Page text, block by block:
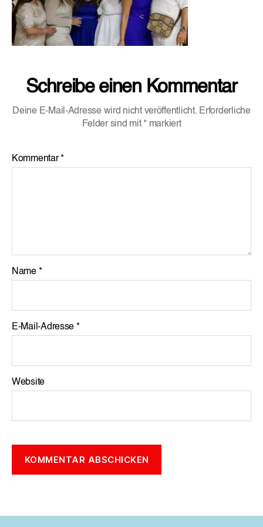
Schreibe einen Kommentar
Deine E-Mail-Adresse wird nicht veröffentlicht. Erforderliche
Felder sind mit * markiert
Kommentar*
Name *
E-Mail-Adresse *
Website